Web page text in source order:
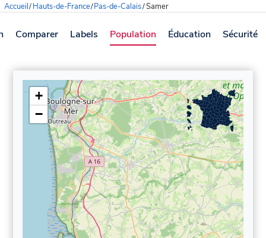
Accueil/Hauts-de-France/Pas-de-Calais/Samer
Comparer Labels Population Éducation Sécurité
+
−